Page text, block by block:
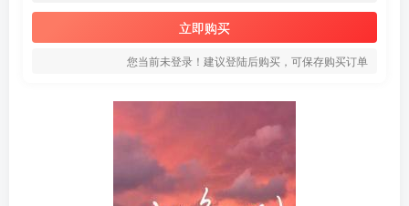
立即购买
您当前未登录！建议登陆后购买，可保存购买订单